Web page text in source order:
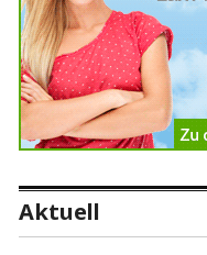
Aktuell